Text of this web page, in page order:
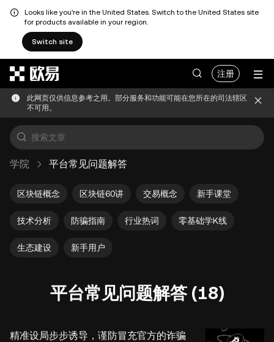
Looks like you're in the United States. Switch to the United States site
for products available in your region.
Switch site
注册
此网页仅供信息参考之用。部分服务和功能可能在您所在的司法辖区
不可用。
学院 平台常见问题解答
区块链概念 区块链60讲 交易概念 新手课堂
技术分析 防骗指南 行业热词 零基础学K线
生态建设 新手用户
平台常见问题解答 (18)
精准设局步步诱导，谨防冒充官方的诈骗